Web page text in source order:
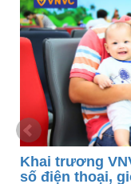
Khai trương
số điện thoại,